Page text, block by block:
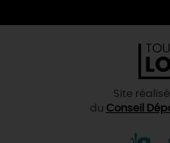
Site
du Conseil